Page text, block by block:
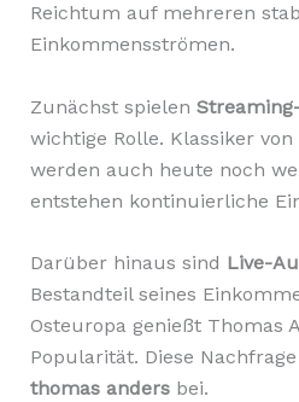
Reichtum auf mehreren
Einkommensströmen.
Zunächst spielen
wichtige Rolle. Klassiker
werden auch heute noch
entstehen kontinuierliche
Darüber hinaus sind Live-
Bestandteil seines
Osteuropa genießt Thomas
Popularität. Diese
thomas andersbei.